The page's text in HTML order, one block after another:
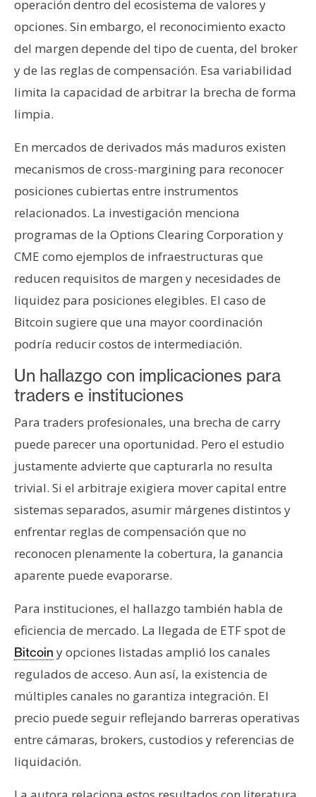
operación dentro del ecosistema de valores y
opciones. Sin embargo, el reconocimiento exacto
del margen depende del tipo de cuenta, del broker
y de las reglas de compensación. Esa variabilidad
limita la capacidad de arbitrar la brecha de forma
limpia.
En mercados de derivados más maduros existen
mecanismos de cross-margining para reconocer
posiciones cubiertas entre instrumentos
relacionados. La investigación menciona
programas de la Options Clearing Corporation y
CME como ejemplos de infraestructuras que
reducen requisitos de margen y necesidades de
liquidez para posiciones elegibles. El caso de
Bitcoin sugiere que una mayor coordinación
podría reducir costos de intermediación.
Un hallazgo con implicaciones para
traders e instituciones
Para traders profesionales, una brecha de carry
puede parecer una oportunidad. Pero el estudio
justamente advierte que capturarla no resulta
trivial. Si el arbitraje exigiera mover capital entre
sistemas separados, asumir márgenes distintos y
enfrentar reglas de compensación que no
reconocen plenamente la cobertura, la ganancia
aparente puede evaporarse.
Para instituciones, el hallazgo también habla de
eficiencia de mercado. La llegada de ETF spot de
Bitcoin y opciones listadas amplió los canales
regulados de acceso. Aun así, la existencia de
múltiples canales no garantiza integración. El
precio puede seguir reflejando barreras operativas
entre cámaras, brokers, custodios y referencias de
liquidación.